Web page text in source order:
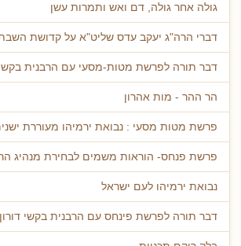
גולה אחר גולה, דם ואש ותמרות עשן
דברי הרה"ג יעקב עדס שליט"א על קדושת
דבר תורה לפרשת מטות-מסעי עם הרבנית בקשי
הר ההר - מות אהרון
פרשת מטות מסעי : נבואת ירמיהו מעוררת
פרשת פנחס- הוראות משמים לבחירת מנהיג
נבואת ירמיהו לעם ישראל
דבר תורה לפרשת פינחס עם הרבנית בקשי